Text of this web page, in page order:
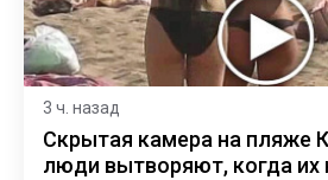
3 ч. назад
Скрытая камера на пляже
люди вытворяют, когда их